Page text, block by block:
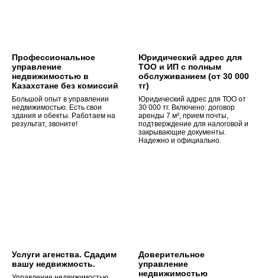
Профессиональное
управление
недвижимостью в
Казахстане без комиссий
Большой опыт в управлении
недвижимостью. Есть свои
здания и обекты. Работаем на
результат, звоните!
Юридический адрес для
ТОО и ИП с полным
обслуживанием (от 30 000
тг)
Юридический адрес для ТОО от
30 000 тг. Включено: договор
аренды 7 м², прием почты,
подтверждение для налоговой и
закрывающие документы.
Надежно и официально.
Услуги агенства. Сдадим
вашу недвижмость.
Доверительное
управление
недвижимостью